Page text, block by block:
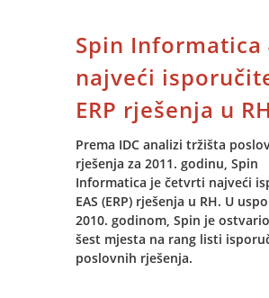
Matejašić, Krasnoslav Birtić i
Matejašić.
Spin Informatica
najveći
ERP rješenja u
Prema IDC analizi tržišta
rješenja za 2011. godinu, Spin
Informatica je četvrti najveći
EAS (ERP) rješenja u RH. U
2010. godinom, Spin je
šest mjesta na rang listi
poslovnih rješenja.